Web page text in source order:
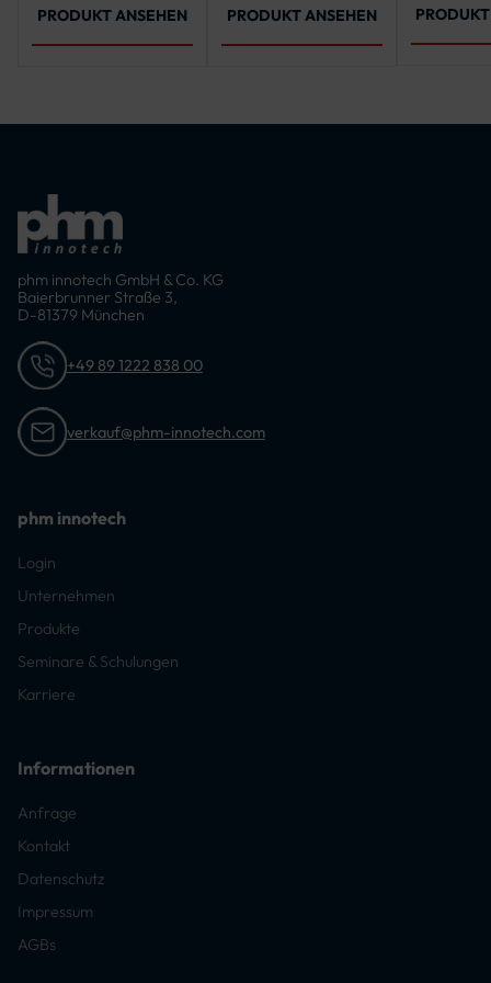
PRODUKT ANSEHEN
PRODUKT ANSEHEN
von 40-
phm innotech GmbH & Co. KG
Baierbrunner Straße 3,
D-81379 München
+49 89 1222 838 00
verkauf@phm-innotech.com
phm innotech
Login
Unternehmen
Produkte
Seminare & Schulungen
Karriere
Informationen
Anfrage
Kontakt
Datenschutz
Impressum
AGBs